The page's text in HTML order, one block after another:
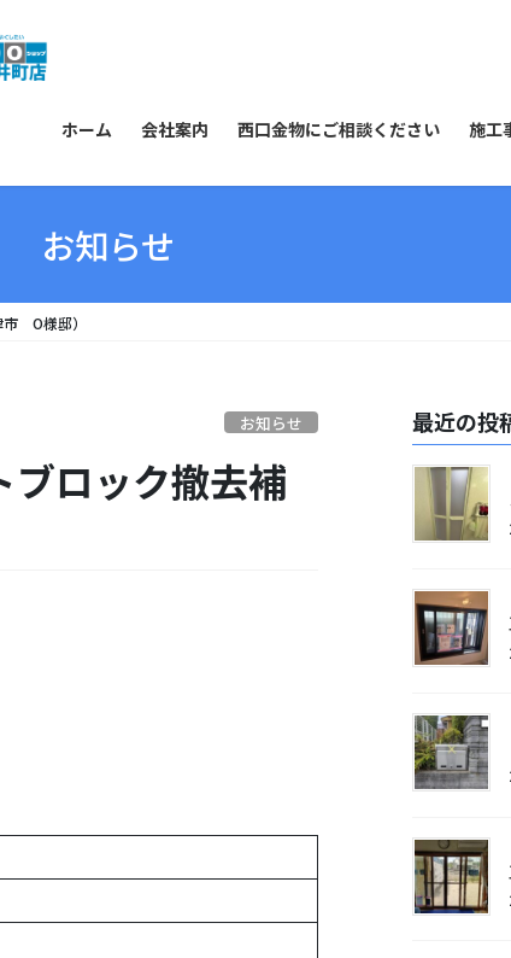
ホーム 会社案内 西口金物にご相談ください 施工
お知らせ
O様邸）
お知らせ
ロック撤去補
最近の投